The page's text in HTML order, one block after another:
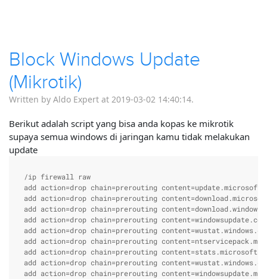
Block Windows Update
(Mikrotik)
Written by Aldo Expert at 2019-03-02 14:40:14.
Berikut adalah script yang bisa anda kopas ke mikrotik
supaya semua windows di jaringan kamu tidak melakukan
update
/ip firewall raw
add action=drop chain=prerouting
add action=drop chain=prerouting
add action=drop chain=prerouting
add action=drop chain=prerouting content=windowsupdate.com
add action=drop chain=prerouting
add action=drop chain=prerouting
add action=drop chain=prerouting
add action=drop chain=prerouting
add action=drop chain=prerouting